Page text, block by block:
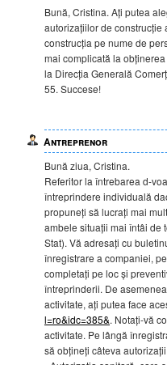
Bună, Cristina. Ați putea
autorizațiilor de construcție
construcția pe nume de
mai complicată la
la Direcția Generală
55. Succese!
Antreprenor
Bună ziua, Cristina.
Referitor la întrebarea d-
întreprindere individuală
propuneți să lucrați mai
ambele situații mai întâi de
Stat). Vă adresați cu
înregistrare a companiei,
completați pe loc și
întreprinderii. De
activitate, ați putea face
l=ro&idc=385&. Notați-vă
activitate. Pe lângă
să obțineți câteva